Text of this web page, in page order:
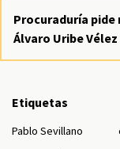
Procuraduría pide
Álvaro Uribe Vélez
Etiquetas
Pablo Sevillano